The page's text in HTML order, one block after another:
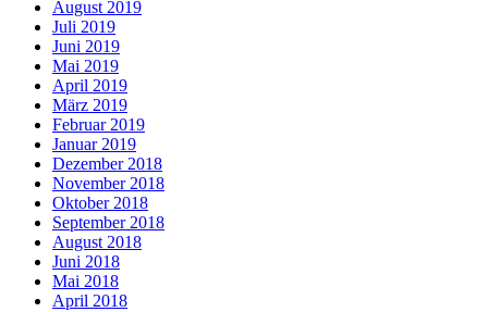
August 2019
Juli 2019
Juni 2019
Mai 2019
April 2019
März 2019
Februar 2019
Januar 2019
Dezember 2018
November 2018
Oktober 2018
September 2018
August 2018
Juni 2018
Mai 2018
April 2018